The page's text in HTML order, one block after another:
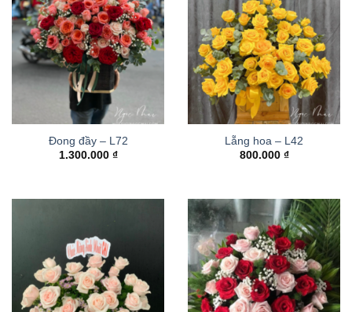
Đong đầy – L72
1.300.000 ₫
Lẵng hoa – L42
800.000 ₫